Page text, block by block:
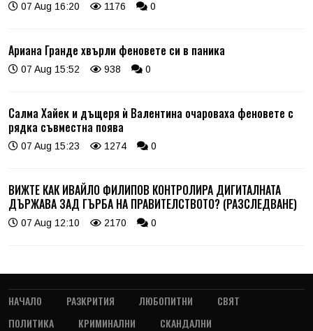
07 Aug 16:20 1176 0
Ариана Гранде хвърли феновете си в паника
07 Aug 15:52 938 0
Салма Хайек и дъщеря ѝ Валентина очароваха феновете с
рядка съвместна поява
07 Aug 15:23 1274 0
ВИЖТЕ КАК ИВАЙЛО ФИЛИПОВ КОНТРОЛИРА ДИГИТАЛНАТА
ДЪРЖАВА ЗАД ГЪРБА НА ПРАВИТЕЛСТВОТО? (РАЗСЛЕДВАНЕ)
07 Aug 12:10 2170 0
НАЧАЛО РАЗКРИТИЯ ЛЮБОПИТНИ
СВЯТ
ПОЛИТИКА
КРИМИНАЛНИ
СКАНДАЛНИ